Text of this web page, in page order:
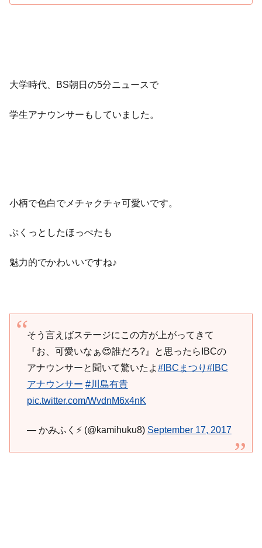
大学時代、BS朝日の5分ニュースで
学生アナウンサーもしていました。
小柄で色白でメチャクチャ可愛いです。
ぷくっとしたほっぺたも
魅力的でかわいいですね♪
そう言えばステージにこの方が上がってきて
『お、可愛いなぁ😍誰だろ?』と思ったらIBCの
アナウンサーと聞いて驚いたよ#IBCまつり #IBC
アナウンサー #川島有貴
pic.twitter.com/WvdnM6x4nK
— かみふく⚡ (@kamihuku8) September 17, 2017